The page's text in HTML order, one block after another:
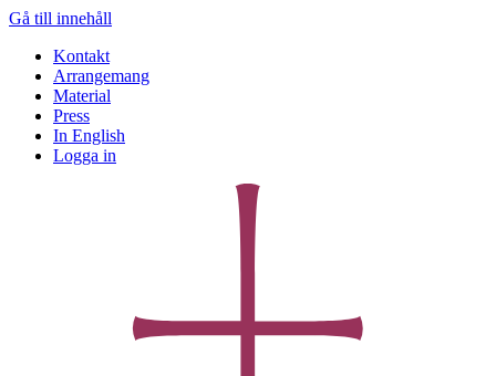
Gå till innehåll
Kontakt
Arrangemang
Material
Press
In English
Logga in